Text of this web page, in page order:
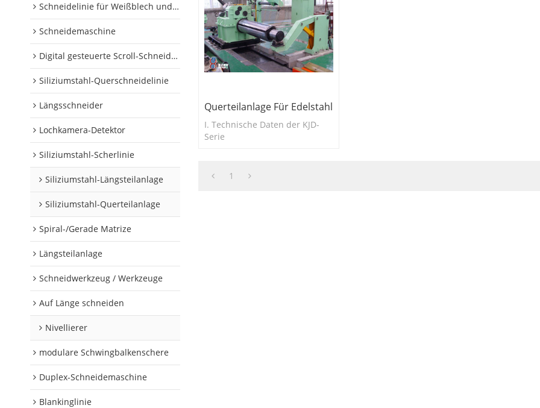
Schneidelinie für Weißblech und Aluminiumschnecken
Schneidemaschine
Digital gesteuerte Scroll-Schneidelinie
Siliziumstahl-Querschneidelinie
Längsschneider
Lochkamera-Detektor
Siliziumstahl-Scherlinie
Siliziumstahl-Längsteilanlage
Siliziumstahl-Querteilanlage
Spiral-/Gerade Matrize
Längsteilanlage
Schneidwerkzeug / Werkzeuge
Auf Länge schneiden
Nivellierer
modulare Schwingbalkenschere
Duplex-Schneidemaschine
Blankinglinie
Querteilanlage Für Edelstahl
I. Technische Daten der KJD-
Serie
1